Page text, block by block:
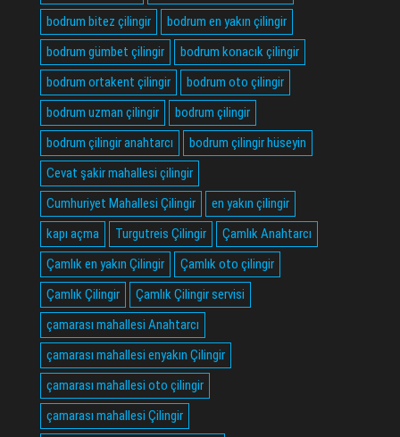
bodrum bitez çilingir
bodrum en yakın çilingir
bodrum gümbet çilingir
bodrum konacık çilingir
bodrum ortakent çilingir
bodrum oto çilingir
bodrum uzman çilingir
bodrum çilingir
bodrum çilingir anahtarcı
bodrum çilingir hüseyin
Cevat şakir mahallesi çilingir
Cumhuriyet Mahallesi Çilingir
en yakın çilingir
kapı açma
Turgutreis Çilingir
Çamlık Anahtarcı
Çamlık en yakın Çilingir
Çamlık oto çilingir
Çamlık Çilingir
Çamlık Çilingir servisi
çamarası mahallesi Anahtarcı
çamarası mahallesi enyakın Çilingir
çamarası mahallesi oto çilingir
çamarası mahallesi Çilingir